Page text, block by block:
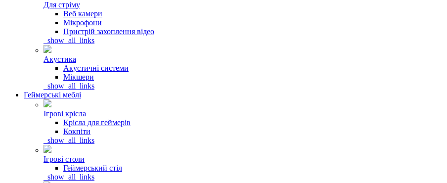
Для стріму
Веб камери
Мікрофони
Пристрій захоплення відео
_show_all_links
Акустика
Акустичні системи
Мікшери
_show_all_links
Геймерські меблі
Ігрові крісла
Крісла для геймерів
Кокпіти
_show_all_links
Ігрові столи
Геймерський стіл
_show_all_links